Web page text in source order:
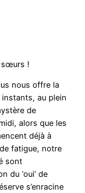
sœurs !
nous offre la
au plein
de
alors que les
déjà à
fatigue, notre
sont
du ‘oui’ de
s’enracine